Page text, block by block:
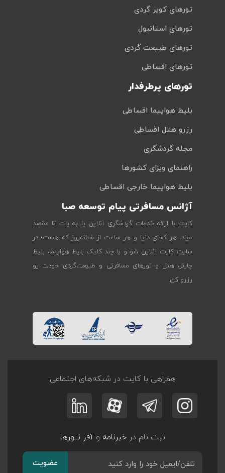
تورهای کویر گردی
تورهای استانبول
تورهای طبیعت گردی
تورهای اقساطی
تورهای پرطرفدار
بلیط هواپیما اقساطی
رزرو هتل اقساطی
مجله گردشگری
راهنمای ویزای کشورها
بلیط هواپیما خارجی اقساطی
آژانس مسافرتی پیام توسعه صبا
کایت با ارائه خدمات گردشگری آنلاین پا به پات تا مقصد
میاد. هر کجای دنیا و هر ساعت از شبانه‌روز که هست؛ در
سایت کایت آنلاین شو و با چند کلیک بلیط هواپیما، بلیط
چارتر، هتل و تورهای مسافرتی و طبیعت‌گردی خودت رو
رزرو کن.
همراهی با کایت در شبکه‌های اجتماعی
ثبت نام درخبرنامه وآفر تــورها
عضویت